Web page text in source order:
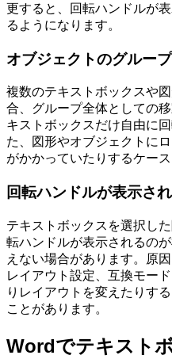
更すると、回転ハンドルが
るようになります。
オブジェクトのグルー
複数のテキストボックスや
合、グループ全体としての
キストボックスだけ自由に
た、図形やオブジェクトに
がかかっていたりするケース
回転ハンドルが表示さ
テキストボックスを選択し
転ハンドルが表示されるの
えない場合があります。原
レイアウト設定、互換モー
りレイアウトを変えたりす
ことがあります。
Wordでテキスト